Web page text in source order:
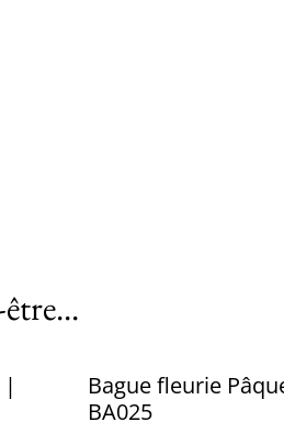
|
Bague fleurie
BA025